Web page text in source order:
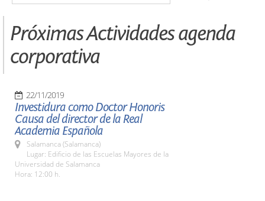
Próximas Actividades agenda
corporativa
22/11/2019
Investidura como Doctor Honoris
Causa del director de la Real
Academia Española
Salamanca (Salamanca)
Lugar: Edificio de las Escuelas Mayores de la
Universidad de Salamanca
Hora: 12:00 h.